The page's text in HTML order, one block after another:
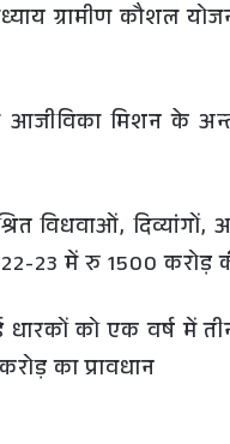
ग्रामीण कौशल
आजीविका मिशन के
विधवाओं,
23 में रु 1500 करोड़
धारकों को एक वर्ष में
का प्रावधान